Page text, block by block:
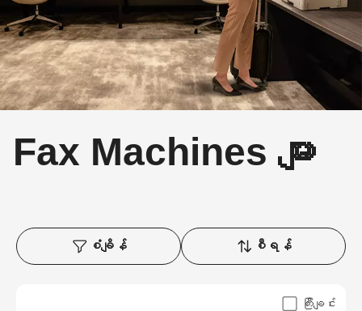
Fax Machines များ
စံချိန် စီရန်
ကြီးချင်း